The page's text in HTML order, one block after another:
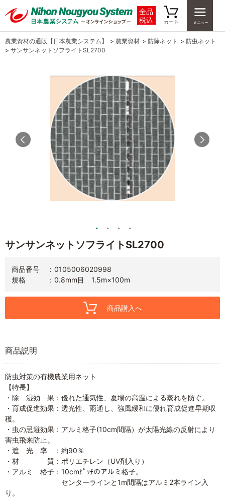
全品
税込
カート
農業資材の通販【日本農業システム】 > 農業資材 > 防除ネット > 防虫ネット
> サンサンネットソフライトSL2700
サンサンネットソフライトSL2700
商品番号
0105006020998
規格
0.8mm目 1.5m×100m
商品購入へ
商品説明
防虫対策の有機農業用ネット
【特長】
・除 湿効 果：優れた通気性、夏場の高温による蒸れを防ぐ。
・育成促進効果：透光性、雨通し、強風緩和に優れ育成促進早期収
穫。
・虫の忌避効果：アルミ格子(10cm間隔）が太陽光線の反射により
害虫飛来防止。
・遮 光 率 ：約90％
・材 質：ポリエチレン（UV剤入り）
・アルミ 格子：10cmﾋﾟｯﾁのアルミ格子。
センターラインと1m間隔はアルミ2本ライン入
り。